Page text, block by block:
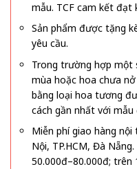
mẫu. TCF cam kết đạt
Sản phẩm được tặng
yêu cầu.
Trong trường hợp một
mùa hoặc hoa chưa
bằng loại hoa tương
cách gần nhất với mẫu
Miễn phí giao hàng
Nội, TP.HCM, Đà
50.000đ–80.000đ; trên